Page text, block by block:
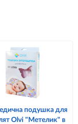
подушка для
Olvi "Метелик" в